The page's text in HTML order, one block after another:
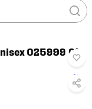
025999 01